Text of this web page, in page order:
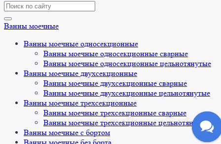
Search
for:
Ванны моечные
Ванны моечные односекционные
Ванны моечные односекционные сварные
Ванны моечные односекционные цельнотянутые
Ванны моечные двухсекционные
Ванны моечные двухсекционные сварные
Ванны моечные двухсекционные цельнотянутые
Ванны моечные трехсекционные
Ванны моечные трехсекционные сварные
Ванны моечные трехсекционные цельнотянутые
Ванны моечные с бортом